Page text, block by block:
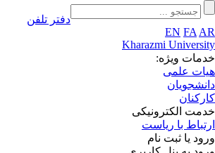
دفتر تلفن
EN FA
Kharazmi
ویژه:
علمی
الکترونیکی
با ریاست
یا ثبت نام